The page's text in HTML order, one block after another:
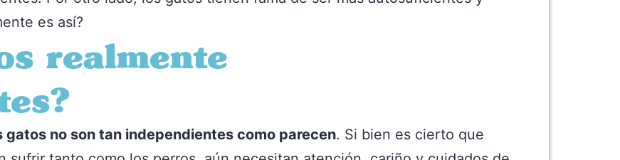
es así?
realmente
gatos no son tan independientes como parecen. Si bien es cierto que